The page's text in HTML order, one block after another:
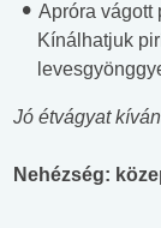
Apróra vágott
Kínálhatjuk
Jó étvágyat
Nehézség: